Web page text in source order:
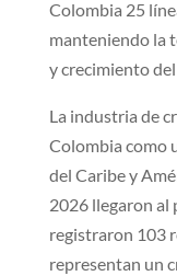
Colombia 25
manteniendo la
y crecimiento
La industria de
Colombia como
del Caribe y
2026 llegaron al
registraron 103
representan un